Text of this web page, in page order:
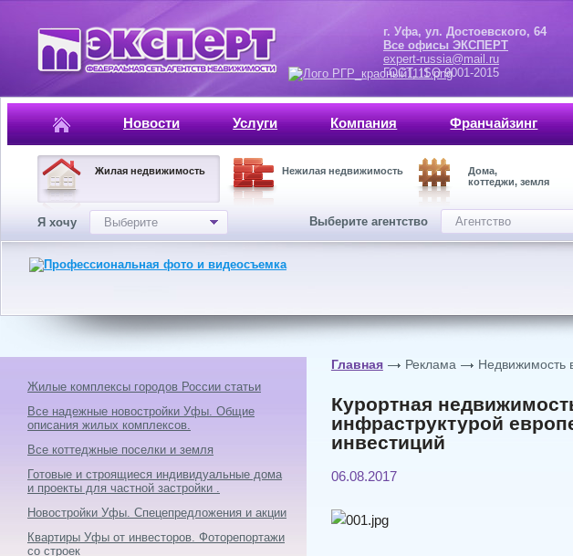
г. Уфа, ул. Достоевского, 64
Все офисы ЭКСПЕРТ
expert-russia@mail.ru
ГОСТ, ISO 9001-2015
Новости Услуги Компания Франчайзинг
Жилая недвижимость Нежилая недвижимость
Дома,
коттеджи, земля
Я хочу Выберите Выберите агентство Агентство
Главная Реклама Недвижимость
Курортная
инфраструктурой
инвестиций
06.08.2017
Жилые комплексы городов России статьи
Все надежные новостройки Уфы. Общие
описания жилых комплексов.
Все коттеджные поселки и земля
Готовые и строящиеся индивидуальные дома
и проекты для частной застройки .
Новостройки Уфы. Спецепредложения и акции
Квартиры Уфы от инвесторов. Фоторепортажи
со строек